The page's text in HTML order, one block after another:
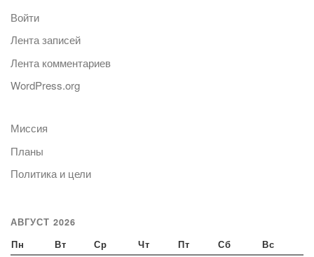
Войти
Лента записей
Лента комментариев
WordPress.org
Миссия
Планы
Политика и цели
АВГУСТ 2026
Пн Вт Ср Чт Пт Сб Вс